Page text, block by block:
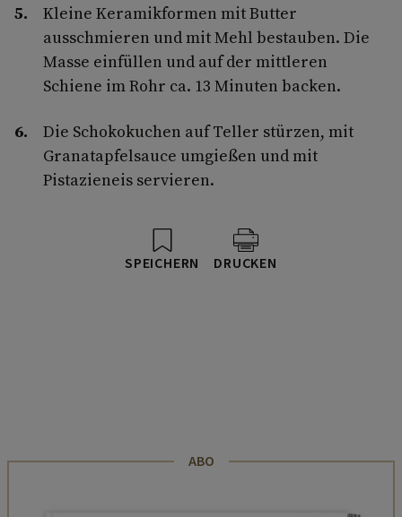
Kleine Keramikformen mit Butter
ausschmieren und mit Mehl bestauben. Die
Masse einfüllen und auf der mittleren
Schiene im Rohr ca. 13 Minuten backen.
Die Schokokuchen auf Teller stürzen, mit
Granatapfelsauce umgießen und mit
Pistazieneis servieren.
SPEICHERN DRUCKEN
ABO